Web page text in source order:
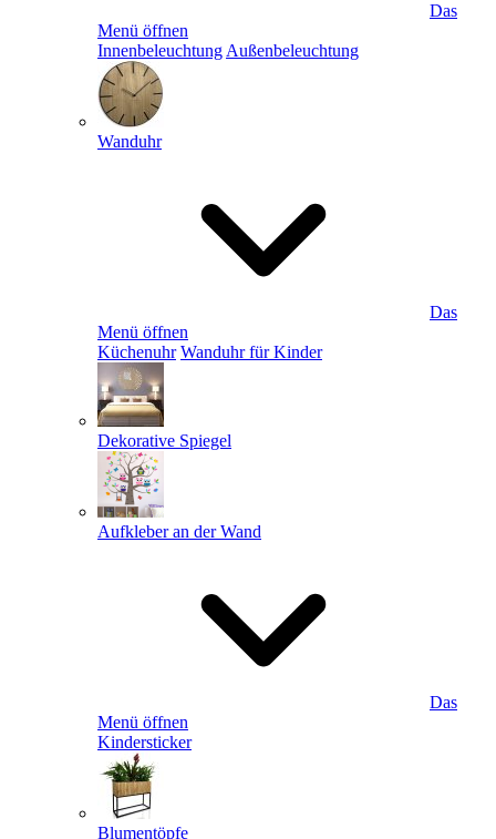
Das
Menü öffnen
Innenbeleuchtung Außenbeleuchtung
Wanduhr
Das
Menü öffnen
Küchenuhr Wanduhr für Kinder
Dekorative Spiegel
Aufkleber an der Wand
Das
Menü öffnen
Kindersticker
Blumentöpfe